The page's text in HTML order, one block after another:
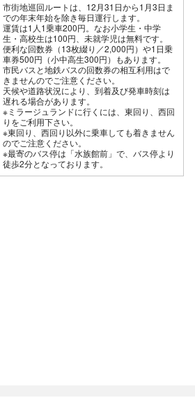
市街地巡回ルートは、12月31日から1月3日ま
での年末年始を除き毎日運行します。
運賃は1人1乗車200円。なお小学生・中学
生・高校生は100円、未就学児は無料です。
便利な回数券（13枚綴り／2,000円）や1日乗
車券500円（小中高生300円）もあります。
市民バスと地鉄バスの回数券の相互利用はで
きませんのでご注意ください。
天候や道路状況により、到着及び発車時刻は
遅れる場合があります。
※ミラージュランドに行くには、東回り、西回
りをご利用下さい。
※東回り、西回り以外に乗車しても着きません
のでご注意ください。
※最寄のバス停は「水族館前」で、バス停より
徒歩2分となっております。